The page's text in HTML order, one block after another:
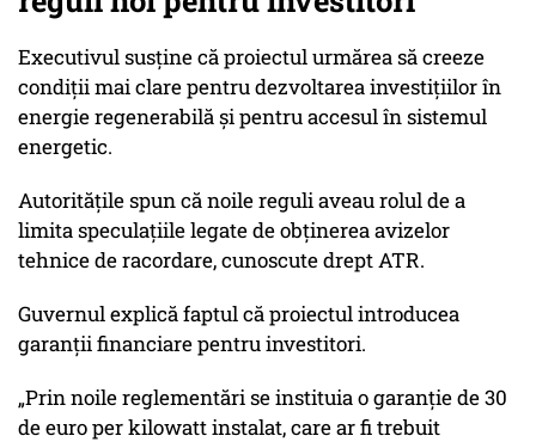
Executivul susține că proiectul urmărea să creeze
condiții mai clare pentru dezvoltarea investițiilor în
energie regenerabilă și pentru accesul în sistemul
energetic.
Autoritățile spun că noile reguli aveau rolul de a
limita speculațiile legate de obținerea avizelor
tehnice de racordare, cunoscute drept ATR.
Guvernul explică faptul că proiectul introducea
garanții financiare pentru investitori.
„Prin noile reglementări se instituia o garanţie de 30
de euro per kilowatt instalat, care ar fi trebuit